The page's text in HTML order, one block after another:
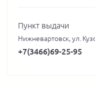
Пункт выдачи
Нижневартовск, ул.
+7(3466)69-25-95